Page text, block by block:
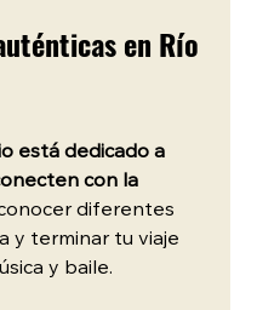
en Río
está dedicado a
con la
diferentes
y terminar tu viaje
y baile.